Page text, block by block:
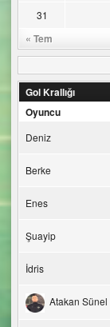
« Tem
31
Gol Krallığı
Oyuncu
Deniz
Berke
Enes
Şuayip
İdris
Atakan Sünel